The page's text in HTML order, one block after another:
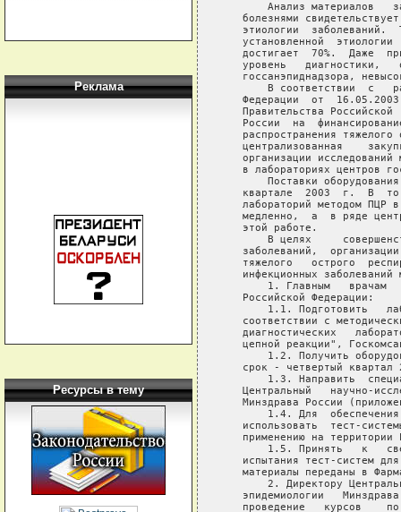
Реклама
Ресурсы в тему